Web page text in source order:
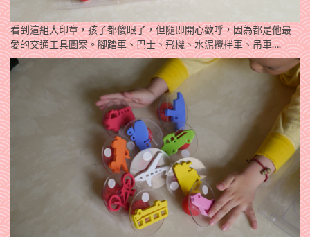
看到這組大印章，孩子都傻眼了，但隨即開心歡呼，因為都是他最
愛的交通工具圖案。腳踏車、巴士、飛機、水泥攪拌車、吊車….